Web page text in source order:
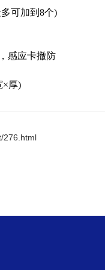
可加到8个)
感应卡撤防
×厚)
276.html